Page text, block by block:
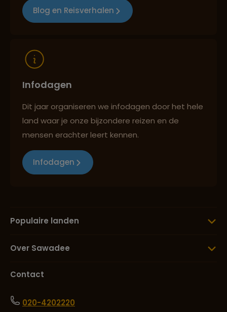
Blog en Reisverhalen
Infodagen
Dit jaar organiseren we infodagen door het hele
land waar je onze bijzondere reizen en de
mensen erachter leert kennen.
Infodagen
Populaire landen
Over Sawadee
Contact
020-4202220